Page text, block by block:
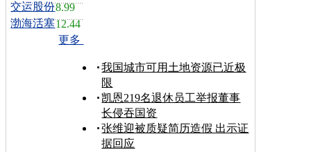
交运股份8.99
渤海活塞12.44
更多
我国城市可用土地资源已近极
限
凯恩219名退休员工举报董事
长侵吞国资
张维迎被质疑简历造假 出示证
据回应